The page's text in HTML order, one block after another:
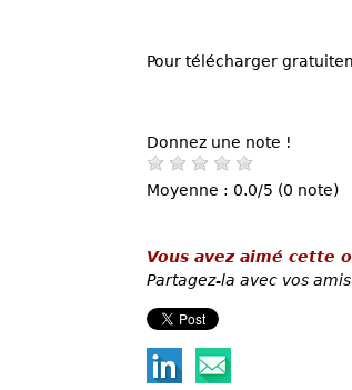
Pour télécharger
Donnez une note !
Moyenne : 0.0/5 (0 note)
Vous avez aimé cette
Partagez-la avec vos